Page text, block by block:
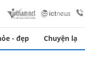
- đẹp Chuyện lạ